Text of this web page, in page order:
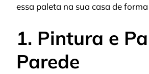
essa paleta na sua casa de
1. Pintura e
Parede